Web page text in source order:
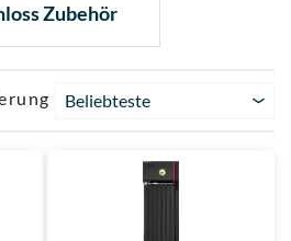
Zubehör
Beliebteste